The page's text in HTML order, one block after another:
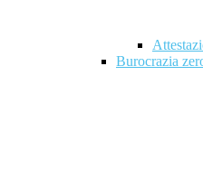
Burocrazia